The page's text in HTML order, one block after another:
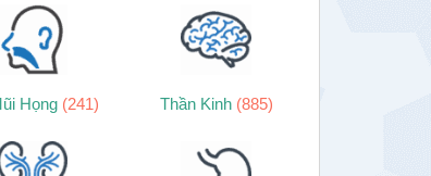
Họng (241) Thần Kinh (885)